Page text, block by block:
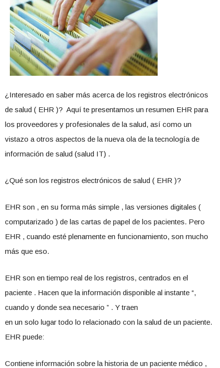
¿Interesado en saber más acerca de los registros electrónicos
de salud ( EHR )? Aquí te presentamos un resumen EHR para
los proveedores y profesionales de la salud, así como un
vistazo a otros aspectos de la nueva ola de la tecnología de
información de salud (salud IT) .
¿Qué son los registros electrónicos de salud ( EHR )?
EHR son , en su forma más simple , las versiones digitales (
computarizado ) de las cartas de papel de los pacientes. Pero
EHR , cuando esté plenamente en funcionamiento, son mucho
más que eso.
EHR son en tiempo real de los registros, centrados en el
paciente . Hacen que la información disponible al instante “,
cuando y donde sea necesario ” . Y traen
en un solo lugar todo lo relacionado con la salud de un paciente.
EHR puede:
Contiene información sobre la historia de un paciente médico ,